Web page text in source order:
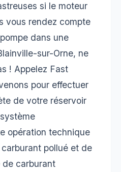
si le moteur
vous rendez compte
dans une
sur-Orne, ne
! Appelez Fast
pour effectuer
de votre réservoir
opération technique
pollué et de
carburant